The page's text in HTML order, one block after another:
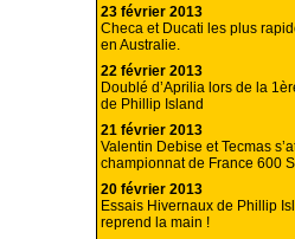
23 février 2013
Checa et Ducati les plus
en Australie.
22 février 2013
Doublé d’Aprilia lors de la
de Phillip Island
21 février 2013
Valentin Debise et Tecmas
championnat de France 600
20 février 2013
Essais Hivernaux de Phillip
reprend la main !